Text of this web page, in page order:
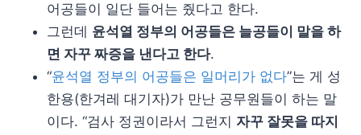
어공들이 일단 들어는 줬다고 한다.
그런데 윤석열 정부의 어공들은 늘공들이 말을 하
면 자꾸 짜증을 낸다고 한다.
“윤석열 정부의 어공들은 일머리가 없다”는 게 성
한용(한겨레 대기자)가 만난 공무원들이 하는 말
이다. “검사 정권이라서 그런지 자꾸 잘못을 따지